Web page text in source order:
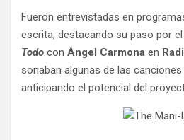
Fueron entrevistadas en
escrita, destacando su paso por
Todo con Ángel Carmona en
sonaban algunas de las
anticipando el potencial del